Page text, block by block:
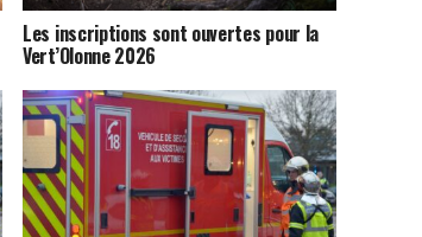
Les inscriptions sont ouvertes pour la
Vert’Olonne 2026